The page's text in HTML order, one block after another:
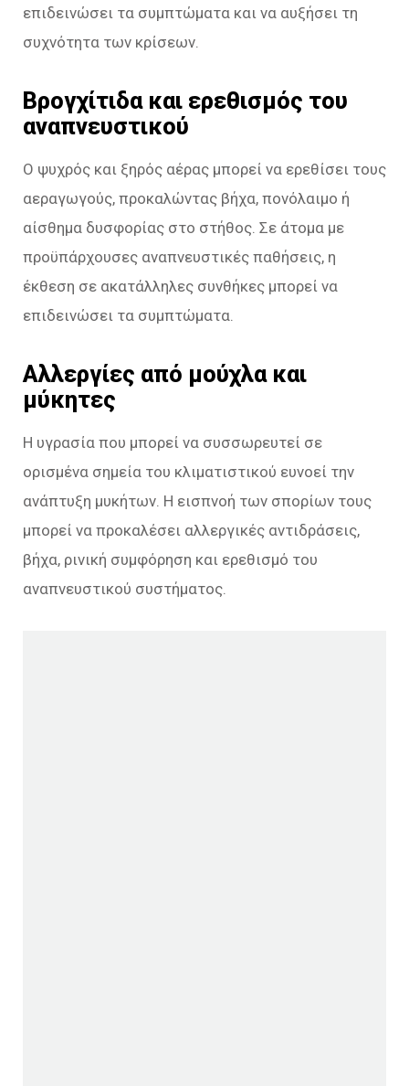
επιδεινώσει τα συμπτώματα και να αυξήσει τη
συχνότητα των κρίσεων.
Βρογχίτιδα και ερεθισμός του
αναπνευστικού
Ο ψυχρός και ξηρός αέρας μπορεί να ερεθίσει τους
αεραγωγούς, προκαλώντας βήχα, πονόλαιμο ή
αίσθημα δυσφορίας στο στήθος. Σε άτομα με
προϋπάρχουσες αναπνευστικές παθήσεις, η
έκθεση σε ακατάλληλες συνθήκες μπορεί να
επιδεινώσει τα συμπτώματα.
Αλλεργίες από μούχλα και
μύκητες
Η υγρασία που μπορεί να συσσωρευτεί σε
ορισμένα σημεία του κλιματιστικού ευνοεί την
ανάπτυξη μυκήτων. Η εισπνοή των σπορίων τους
μπορεί να προκαλέσει αλλεργικές αντιδράσεις,
βήχα, ρινική συμφόρηση και ερεθισμό του
αναπνευστικού συστήματος.